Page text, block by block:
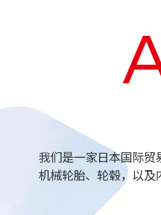
我们是一家日本国际
机械轮胎、轮毂，以及